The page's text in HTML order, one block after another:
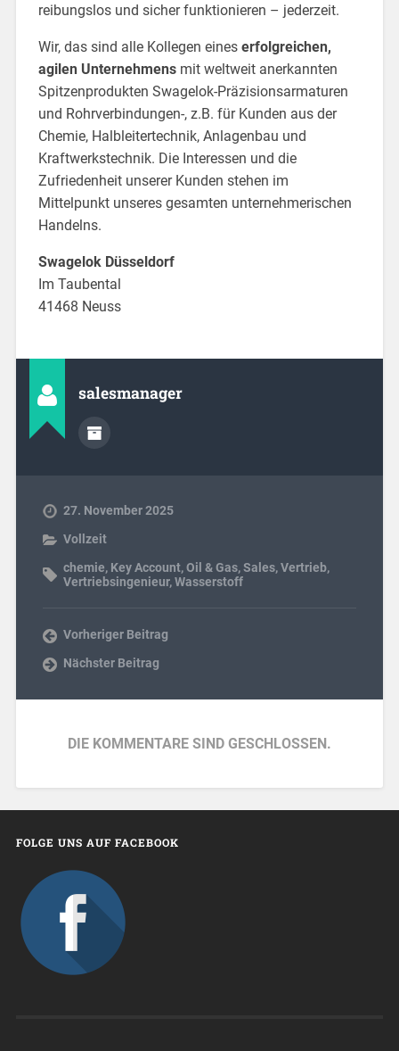
reibungslos und sicher funktionieren – jederzeit.
Wir, das sind alle Kollegen eines erfolgreichen,
agilen Unternehmensmit weltweit anerkannten
Spitzenprodukten Swagelok-Präzisionsarmaturen
und Rohrverbindungen-, z.B. für Kunden aus der
Chemie, Halbleitertechnik, Anlagenbau und
Kraftwerkstechnik. Die Interessen und die
Zufriedenheit unserer Kunden stehen im
Mittelpunkt unseres gesamten unternehmerischen
Handelns.
Swagelok Düsseldorf
Im Taubental
41468 Neuss
salesmanager
27. November 2025
Vollzeit
chemie, Key Account,Oil & Gas,Sales,Vertrieb,
Vertriebsingenieur,Wasserstoff
Vorheriger Beitrag
Nächster Beitrag
DIE KOMMENTARE SIND GESCHLOSSEN.
FOLGE UNS AUF FACEBOOK